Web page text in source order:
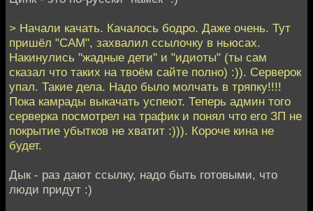
> Начали качать. Качалось бодро. Даже очень. Тут
пришёл "САМ", захвалил ссылочку в ньюсах.
Накинулись "жадные дети" и "идиоты" (ты сам
сказал что таких на твоём сайте полно) :)). Серверок
упал. Такие дела. Надо было молчать в тряпку!!!!
Пока камрады выкачать успеют. Теперь админ того
серверка посмотрел на трафик и понял что его ЗП не
покрытие убытков не хватит :))). Короче кина не
будет.
Дык - раз дают ссылку, надо быть готовыми, что
люди придут :)